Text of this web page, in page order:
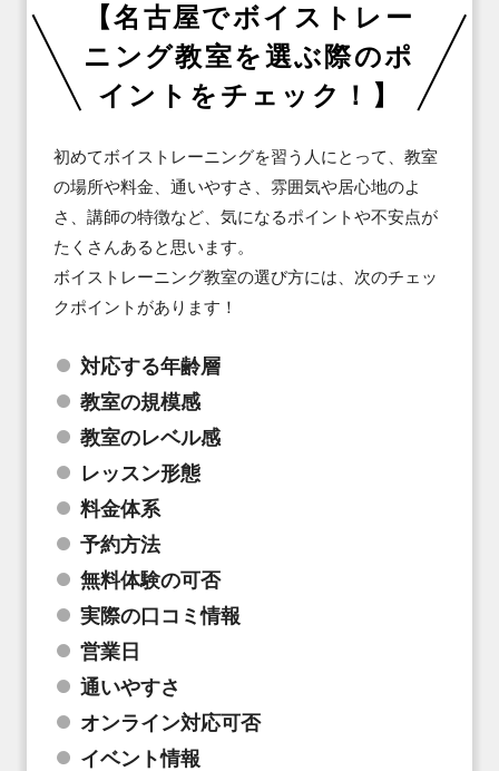
【名古屋でボイストレー
ニング教室を選ぶ際のポ
イントをチェック！】
初めてボイストレーニングを習う人にとって、教室
の場所や料金、通いやすさ、雰囲気や居心地のよ
さ、講師の特徴など、気になるポイントや不安点が
たくさんあると思います。
ボイストレーニング教室の選び方には、次のチェッ
クポイントがあります！
対応する年齢層
教室の規模感
教室のレベル感
レッスン形態
料金体系
予約方法
無料体験の可否
実際の口コミ情報
営業日
通いやすさ
オンライン対応可否
イベント情報